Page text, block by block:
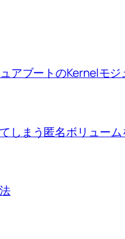
アブートのKernelモジ
まう匿名ボリュー